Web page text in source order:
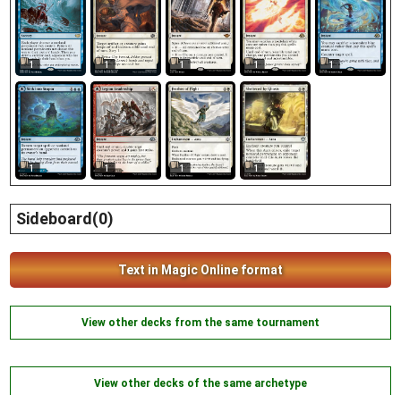
1 1 1 1 1
1 1 1 1
Sideboard(0)
Text in Magic Online format
View other decks from the same tournament
View other decks of the same archetype